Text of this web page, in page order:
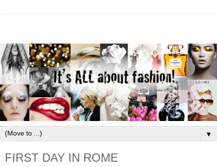
▼
FIRST DAY IN ROME